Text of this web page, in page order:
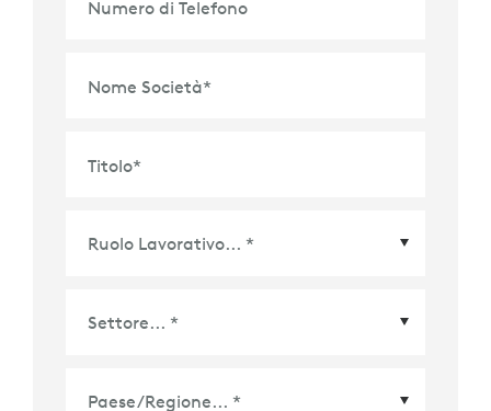
Numero di Telefono
Nome Società*
Titolo*